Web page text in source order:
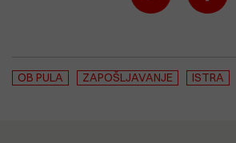
OB PULA ZAPOŠLJAVANJE ISTRA